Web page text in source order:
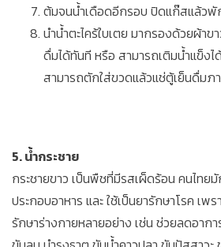
ต้มจนน้ำเดือดอีกรอบ ปิดแก๊สแล้วพั
นำน้ำตะไคร้ใบเตย มากรองด้วยผ้า
ดื่มได้ทันที หรือ สามารถเติมน้ำแข็ง
สามารถตักใส่ขวดแล้วแช่ตู้เย็นดื่มภ
5. น้ำกระชาย
กระชายขาว เป็นพืชที่มีรสเผ็ดร้อน คนไทยมั
ประกอบอาหาร และ ใช้เป็นยารักษาโรค เ
รักษาร่างกายหลายอย่าง เช่น ช่วยลดอาก